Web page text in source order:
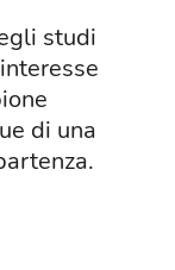
studi
di una